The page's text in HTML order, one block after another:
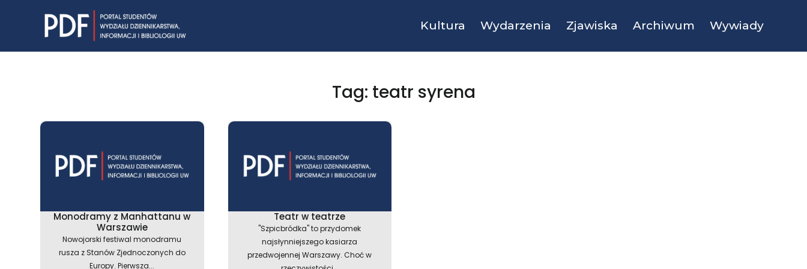
Kultura Wydarzenia Zjawiska Archiwum Wywiady
Tag: teatr syrena
Monodramy z Manhattanu w
Warszawie
Nowojorski festiwal monodramu
rusza z Stanów Zjednoczonych do
Europy. Pierwsza...
Teatr w teatrze
"Szpicbródka" to przydomek
najsłynniejszego kasiarza
przedwojennej Warszawy. Choć w